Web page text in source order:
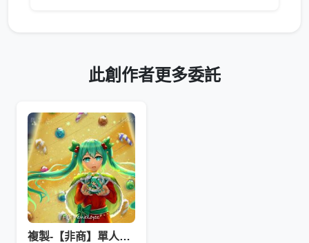
此創作者更多委託
複製-【非商】單人立繪、角色設計